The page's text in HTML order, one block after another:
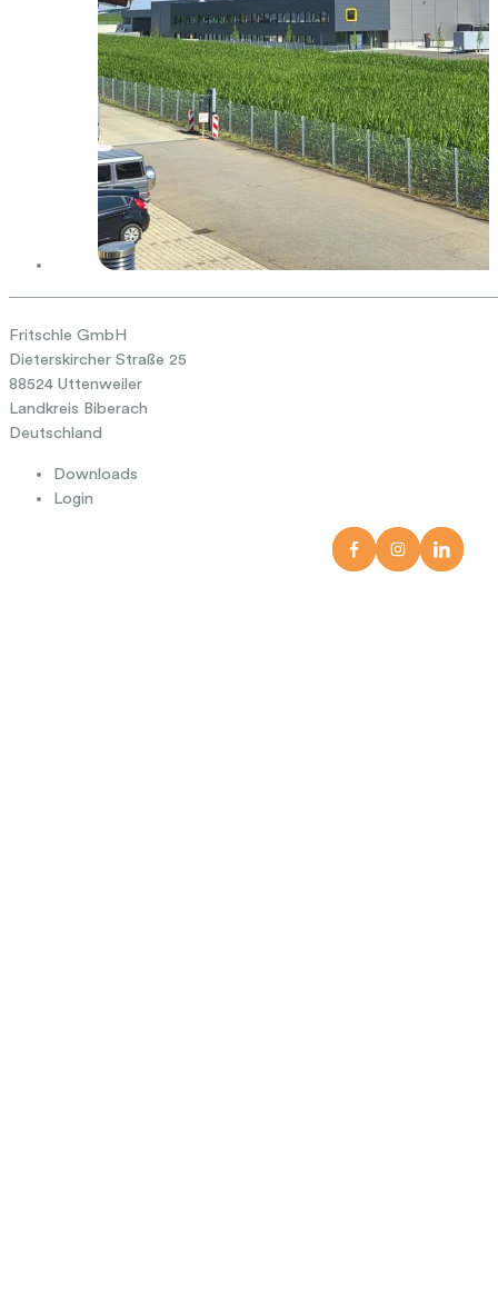
Fritschle GmbH
Dieterskircher Straße 25
88524 Uttenweiler
Landkreis Biberach
Deutschland
Downloads
Login